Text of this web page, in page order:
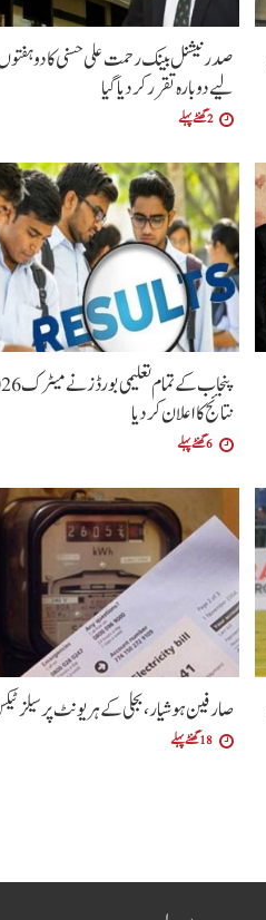
صدر نیشنل بینک رحمت علی حسنی کا دو
لیے دوبارہ تقرر کر دیا گیا
2 گھنٹے پہلے
نتائج کا اعلان کردیا
6 گھنٹے پہلے
صارفین ہوشیار، بجلی کے ہر یونٹ پر سیلز
18 گھنٹے پہلے